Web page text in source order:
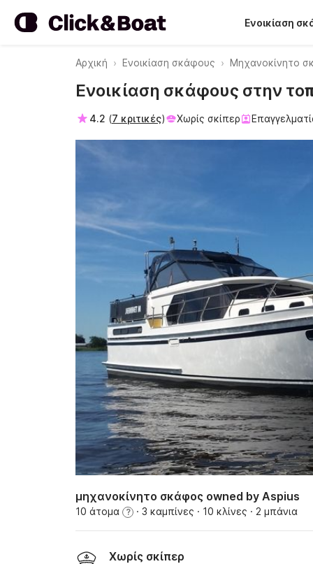
Ενοικίαση
Αρχική Ενοικίαση σκάφους Μηχανοκίνητο
Ενοικίαση σκάφους στην
4.2 (7 κριτικές) Χωρίς σκίπερ
μηχανοκίνητο σκάφος owned by Aspius
10 άτομα ? · 3 καμπίνες · 10 κλίνες · 2 μπάνια
Χωρίς σκίπερ